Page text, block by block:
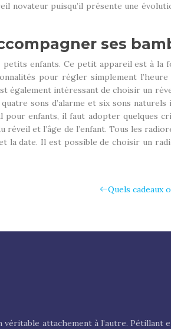
novateur puisqu’il présente une
ses
enfants. Ce petit appareil est à
pour régler simplement
également intéressant de choisir un
sons d’alarme et six sons
enfants, il faut adopter quelques
et l’âge de l’enfant. Tous les
la date. Il est possible de choisir un
Quels cadeaux
attachement à l’autre.